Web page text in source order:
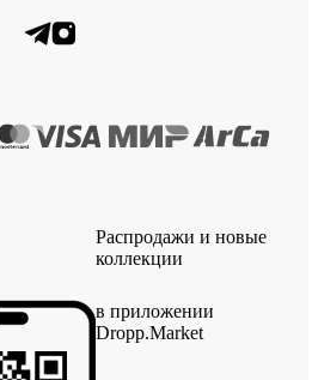
Распродажи и новые
коллекции
в приложении
Dropp.Market